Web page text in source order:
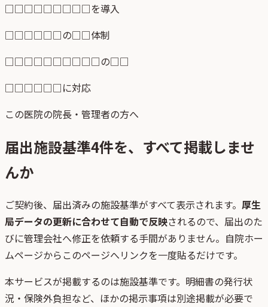
□□□□□□□□□を導入
□□□□□□の□□体制
□□□□□□□□□□の□□
□□□□□□に対応
この医院の院長・管理者の方へ
届出施設基準4件を、すべて掲載しませ
んか
ご契約後、 届出済みの施設基準がすべて表示されます。 厚生
局データの更新に合わせて自動で反映されるので、届出のた
びに管理会社へ修正を依頼する手間がありません。自院ホー
ムページからこのページへリンクを一度貼るだけです。
本サービスが掲載するのは施設基準です。明細書の発行状
況・保険外負担など、ほかの掲示事項は別途掲載が必要で